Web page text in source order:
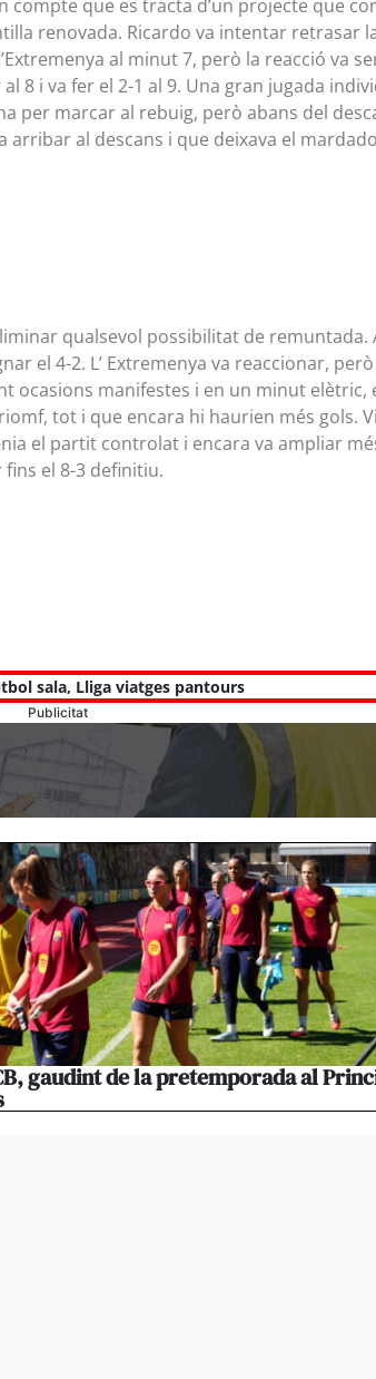
compte que es tracta d’un projecte que
renovada. Ricardo va intentar retrasar
al minut 7, però la reacció va
8 i va fer el 2-1 al 9. Una gran jugada
per marcar al rebuig, però abans del
arribar al descans i que deixava el
qualsevol possibilitat de remuntada.
el 4-2. L’ Extremenya va reaccionar,
ocasions manifestes i en un minut elètric,
tot i que encara hi haurien més gols.
el partit controlat i encara va ampliar
fins el 8-3 definitiu.
sala, Lliga viatges pantours
Publicitat
gaudint de la pretemporada al